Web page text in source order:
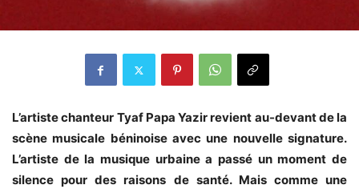
L’artiste chanteur Tyaf Papa Yazir revient au-devant de la
scène musicale béninoise avec une nouvelle signature.
L’artiste de la musique urbaine a passé un moment de
silence pour des raisons de santé. Mais comme une